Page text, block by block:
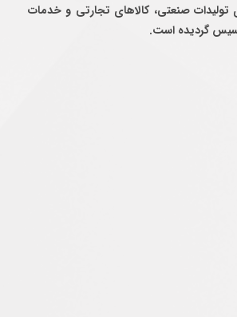
صنعتی، كالاهای تجارتی و خدمات